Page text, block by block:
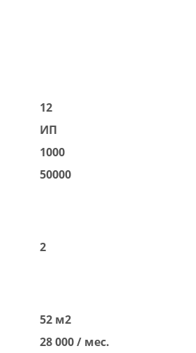
12
ИП
1000
50000
2
52 м2
28 000 / мес.